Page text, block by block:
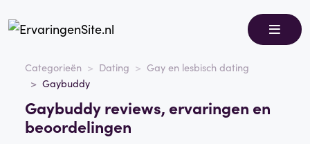
Categorieën Dating
Gay en lesbisch dating
Gaybuddy
Gaybuddy reviews, ervaringen en
beoordelingen